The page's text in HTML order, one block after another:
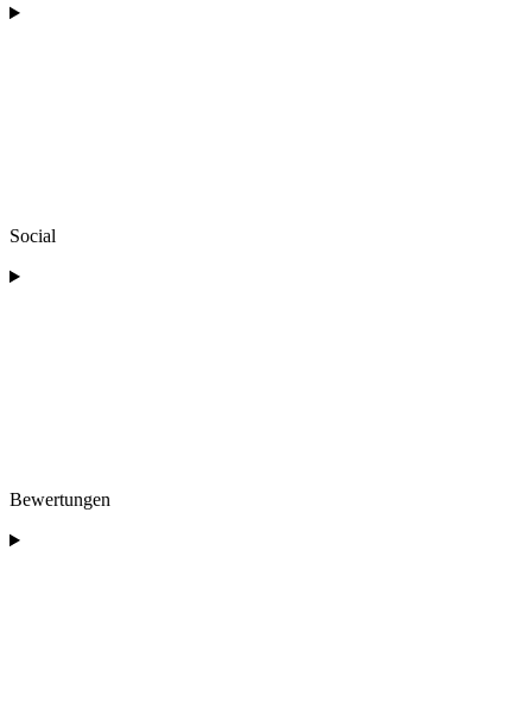
Social
Bewertungen